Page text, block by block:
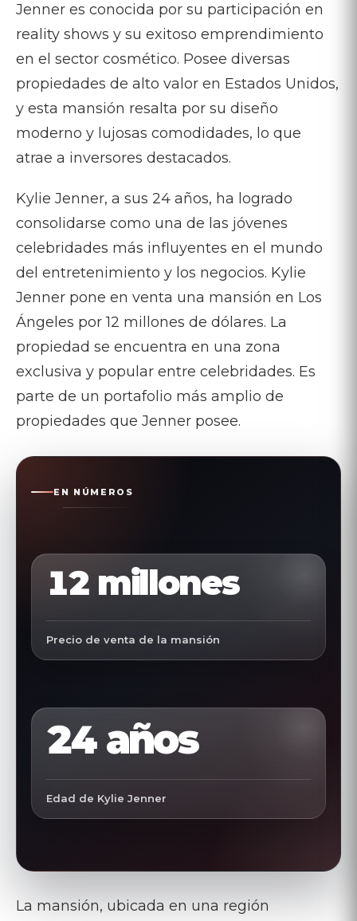
Jenner es conocida por su participación en
reality shows y su exitoso emprendimiento
en el sector cosmético. Posee diversas
propiedades de alto valor en Estados Unidos,
y esta mansión resalta por su diseño
moderno y lujosas comodidades, lo que
atrae a inversores destacados.
Kylie Jenner, a sus 24 años, ha logrado
consolidarse como una de las jóvenes
celebridades más influyentes en el mundo
del entretenimiento y los negocios. Kylie
Jenner pone en venta una mansión en Los
Ángeles por 12 millones de dólares. La
propiedad se encuentra en una zona
exclusiva y popular entre celebridades. Es
parte de un portafolio más amplio de
propiedades que Jenner posee.
EN NÚMEROS
12 millones
Precio de venta de la mansión
24 años
Edad de Kylie Jenner
La mansión, ubicada en una región